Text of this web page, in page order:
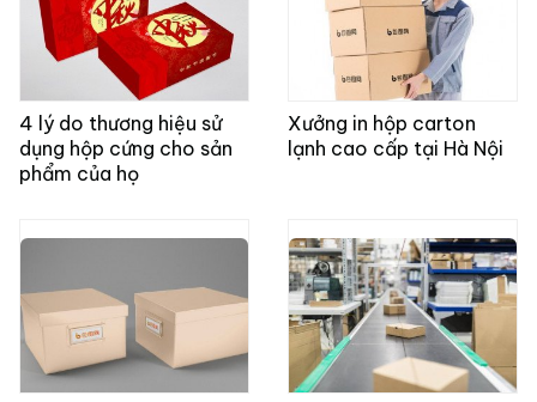
4 lý do thương hiệu sử
dụng hộp cứng cho sản
phẩm của họ
Xưởng in hộp carton
lạnh cao cấp tại Hà Nội